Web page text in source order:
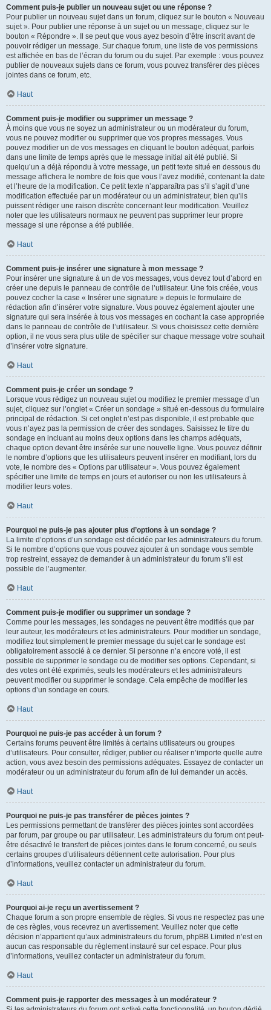
Comment puis-je publier un nouveau sujet ou une réponse ?
Pour publier un nouveau sujet dans un forum, cliquez sur le bouton « Nouveau
sujet ». Pour publier une réponse à un sujet ou un message, cliquez sur le
bouton « Répondre ». Il se peut que vous ayez besoin d’être inscrit avant de
pouvoir rédiger un message. Sur chaque forum, une liste de vos permissions
est affichée en bas de l’écran du forum ou du sujet. Par exemple : vous pouvez
publier de nouveaux sujets dans ce forum, vous pouvez transférer des pièces
jointes dans ce forum, etc.
Haut
Comment puis-je modifier ou supprimer un message ?
À moins que vous ne soyez un administrateur ou un modérateur du forum,
vous ne pouvez modifier ou supprimer que vos propres messages. Vous
pouvez modifier un de vos messages en cliquant le bouton adéquat, parfois
dans une limite de temps après que le message initial ait été publié. Si
quelqu’un a déjà répondu à votre message, un petit texte situé en dessous du
message affichera le nombre de fois que vous l’avez modifié, contenant la date
et l’heure de la modification. Ce petit texte n’apparaîtra pas s’il s’agit d’une
modification effectuée par un modérateur ou un administrateur, bien qu’ils
puissent rédiger une raison discrète concernant leur modification. Veuillez
noter que les utilisateurs normaux ne peuvent pas supprimer leur propre
message si une réponse a été publiée.
Haut
Comment puis-je insérer une signature à mon message ?
Pour insérer une signature à un de vos messages, vous devez tout d’abord en
créer une depuis le panneau de contrôle de l’utilisateur. Une fois créée, vous
pouvez cocher la case « Insérer une signature » depuis le formulaire de
rédaction afin d’insérer votre signature. Vous pouvez également ajouter une
signature qui sera insérée à tous vos messages en cochant la case appropriée
dans le panneau de contrôle de l’utilisateur. Si vous choisissez cette dernière
option, il ne vous sera plus utile de spécifier sur chaque message votre souhait
d’insérer votre signature.
Haut
Comment puis-je créer un sondage ?
Lorsque vous rédigez un nouveau sujet ou modifiez le premier message d’un
sujet, cliquez sur l’onglet « Créer un sondage » situé en-dessous du formulaire
principal de rédaction. Si cet onglet n’est pas disponible, il est probable que
vous n’ayez pas la permission de créer des sondages. Saisissez le titre du
sondage en incluant au moins deux options dans les champs adéquats,
chaque option devant être insérée sur une nouvelle ligne. Vous pouvez définir
le nombre d’options que les utilisateurs peuvent insérer en modifiant, lors du
vote, le nombre des « Options par utilisateur ». Vous pouvez également
spécifier une limite de temps en jours et autoriser ou non les utilisateurs à
modifier leurs votes.
Haut
Pourquoi ne puis-je pas ajouter plus d’options à un sondage ?
La limite d’options d’un sondage est décidée par les administrateurs du forum.
Si le nombre d’options que vous pouvez ajouter à un sondage vous semble
trop restreint, essayez de demander à un administrateur du forum s’il est
possible de l’augmenter.
Haut
Comment puis-je modifier ou supprimer un sondage ?
Comme pour les messages, les sondages ne peuvent être modifiés que par
leur auteur, les modérateurs et les administrateurs. Pour modifier un sondage,
modifiez tout simplement le premier message du sujet car le sondage est
obligatoirement associé à ce dernier. Si personne n’a encore voté, il est
possible de supprimer le sondage ou de modifier ses options. Cependant, si
des votes ont été exprimés, seuls les modérateurs et les administrateurs
peuvent modifier ou supprimer le sondage. Cela empêche de modifier les
options d’un sondage en cours.
Haut
Pourquoi ne puis-je pas accéder à un forum ?
Certains forums peuvent être limités à certains utilisateurs ou groupes
d’utilisateurs. Pour consulter, rédiger, publier ou réaliser n’importe quelle autre
action, vous avez besoin des permissions adéquates. Essayez de contacter un
modérateur ou un administrateur du forum afin de lui demander un accès.
Haut
Pourquoi ne puis-je pas transférer de pièces jointes ?
Les permissions permettant de transférer des pièces jointes sont accordées
par forum, par groupe ou par utilisateur. Les administrateurs du forum ont peut-
être désactivé le transfert de pièces jointes dans le forum concerné, ou seuls
certains groupes d’utilisateurs détiennent cette autorisation. Pour plus
d’informations, veuillez contacter un administrateur du forum.
Haut
Pourquoi ai-je reçu un avertissement ?
Chaque forum a son propre ensemble de règles. Si vous ne respectez pas une
de ces règles, vous recevrez un avertissement. Veuillez noter que cette
décision n’appartient qu’aux administrateurs du forum, phpBB Limited n’est en
aucun cas responsable du règlement instauré sur cet espace. Pour plus
d’informations, veuillez contacter un administrateur du forum.
Haut
Comment puis-je rapporter des messages à un modérateur ?